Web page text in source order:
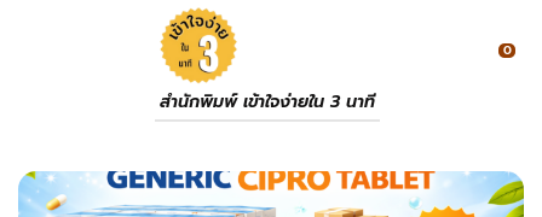
สำนักพิมพ์ เข้าใจง่ายใน 3 นาที
0